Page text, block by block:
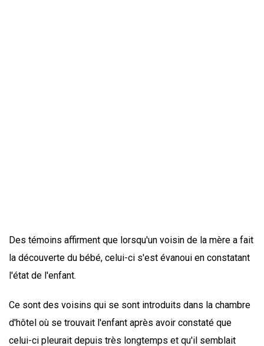
Des témoins affirment que lorsqu'un voisin de la mère a fait
la découverte du bébé, celui-ci s'est évanoui en constatant
l'état de l'enfant.
Ce sont des voisins qui se sont introduits dans la chambre
d'hôtel où se trouvait l'enfant après avoir constaté que
celui-ci pleurait depuis très longtemps et qu'il semblait